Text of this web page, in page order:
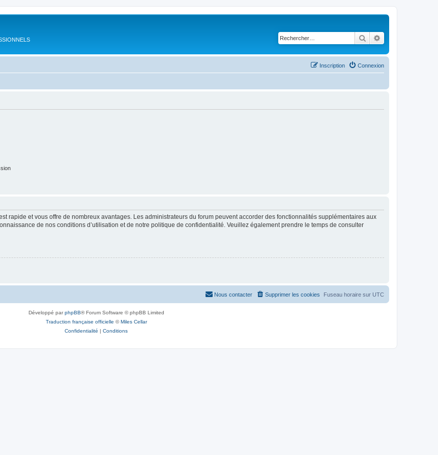
Rechercher
Connexion
Inscription
rapide et vous offre de nombreux avantages. Les administrateurs du forum peuvent accorder des fonctionnalités supplémentaires aux
de nos conditions d’utilisation et de notre politique de confidentialité. Veuillez également prendre le temps de consulter
Fuseau horaire sur UTC
Supprimer les cookies
Nous contacter
Développé parphpBB® Forum Software © phpBB Limited
Traduction française officielle ©Miles Cellar
Confidentialité | Conditions